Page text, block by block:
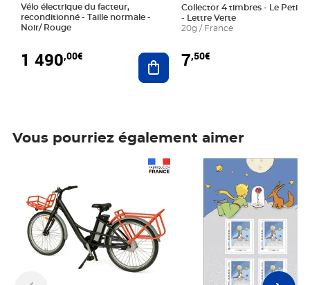
Vélo électrique du facteur,
reconditionné - Taille normale -
Noir/ Rouge
1 490,00€ Ajouter au panier
Collector 4 timbres - Le Petit
- Lettre Verte
20g / France
7,50€
Vous pourriez également aimer
Prix 7,50€